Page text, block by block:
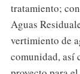
tratamiento;
Aguas
vertimiento de
comunidad, así